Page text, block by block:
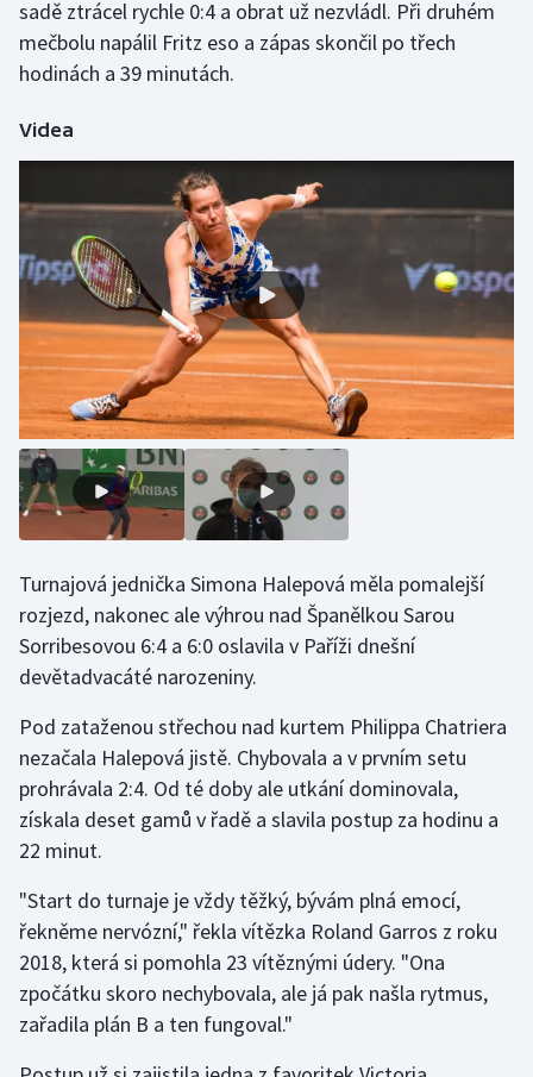
Stolní tenis
Triatlon
Veslování
Vodní slalom
Volejbal
Ostatní
sadě ztrácel rychle 0:4 a obrat už nezvládl. Při druhém
mečbolu napálil Fritz eso a zápas skončil po třech
hodinách a 39 minutách.
Videa
Turnajová jednička Simona Halepová měla pomalejší
rozjezd, nakonec ale výhrou nad Španělkou Sarou
Sorribesovou 6:4 a 6:0 oslavila v Paříži dnešní
devětadvacáté narozeniny.
Pod zataženou střechou nad kurtem Philippa Chatriera
nezačala Halepová jistě. Chybovala a v prvním setu
prohrávala 2:4. Od té doby ale utkání dominovala,
získala deset gamů v řadě a slavila postup za hodinu a
22 minut.
"Start do turnaje je vždy těžký, bývám plná emocí,
řekněme nervózní," řekla vítězka Roland Garros z roku
2018, která si pomohla 23 vítěznými údery. "Ona
zpočátku skoro nechybovala, ale já pak našla rytmus,
zařadila plán B a ten fungoval."